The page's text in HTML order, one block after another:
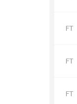
FT
FT
FT